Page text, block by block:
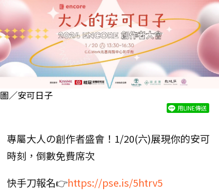
圖／安可日子
用LINE傳送
專屬大人の創作者盛會！1/20(六)展現你的安可
時刻，倒數免費席次
快手刀報名👉https://pse.is/5htrv5